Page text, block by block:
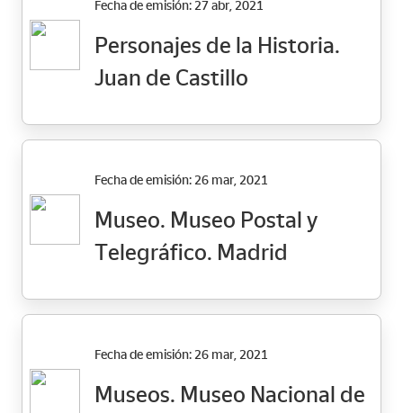
Fecha de emisión: 27 abr, 2021
Personajes de la Historia.
Juan de Castillo
Fecha de emisión: 26 mar, 2021
Museo. Museo Postal y
Telegráfico. Madrid
Fecha de emisión: 26 mar, 2021
Museos. Museo Nacional de